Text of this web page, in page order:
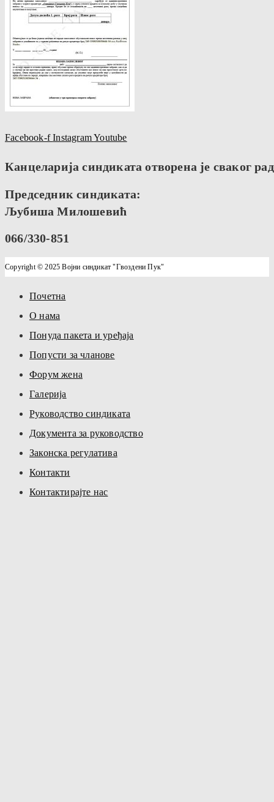
Facebook-f InstagramYoutube
Канцеларија синдиката отворена је сваког
Председник синдиката:
Љубиша Милошевић
066/330-851
Copyright © 2025 Војни синдикат "Гвоздени Пук"
Почетна
О нама
Понуда пакета и уређаја
Попусти за чланове
Форум жена
Галерија
Руководство синдиката
Документа за руководство
Законска регулатива
Контакти
Контактирајте нас